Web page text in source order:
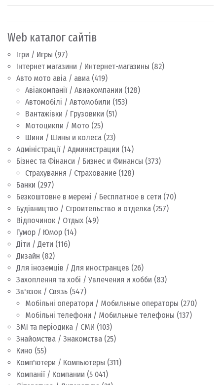
Web каталог сайтів
Ігри / Игры (97)
Інтернет магазини / Интернет-магазины (82)
Авто мото авіа / авиа (419)
Авіакомпанії / Авиакомпании (128)
Автомобілі / Автомобили (153)
Вантажівки / Грузовики (51)
Мотоцикли / Мото (25)
Шини / Шины и колеса (23)
Адміністрації / Администрации (14)
Бізнес та Фінанси / Бизнес и Финансы (373)
Страхування / Страхование (128)
Банки (297)
Безкоштовне в мережі / Бесплатное в сети (70)
Будівництво / Строительство и отделка (257)
Відпочинок / Отдых (49)
Гумор / Юмор (14)
Діти / Дети (116)
Дизайн (82)
Для іноземців / Для иностранцев (26)
Захоплення та хобі / Увлечения и хобби (83)
Зв'язок / Связь (547)
Мобільні оператори / Мобильные операторы (270)
Мобільні телефони / Мобильные телефоны (137)
ЗМІ та періодика / СМИ (103)
Знайомства / Знакомства (25)
Кино (55)
Комп'ютери / Компьютеры (311)
Компанії / Компании (5 041)